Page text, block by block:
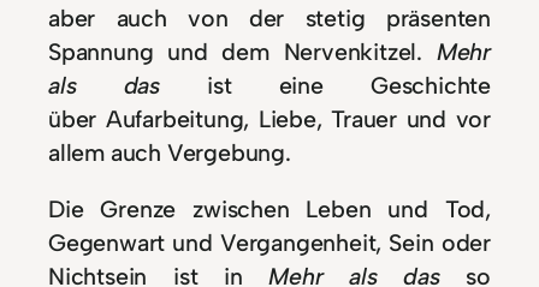
aber auch von der stetig präsenten
Spannung und dem Nervenkitzel. Mehr
als das ist eine Geschichte
über Aufarbeitung, Liebe, Trauer und vor
allem auch Vergebung.
Die Grenze zwischen Leben und Tod,
Gegenwart und Vergangenheit, Sein oder
Nichtsein ist inMehr als dasso